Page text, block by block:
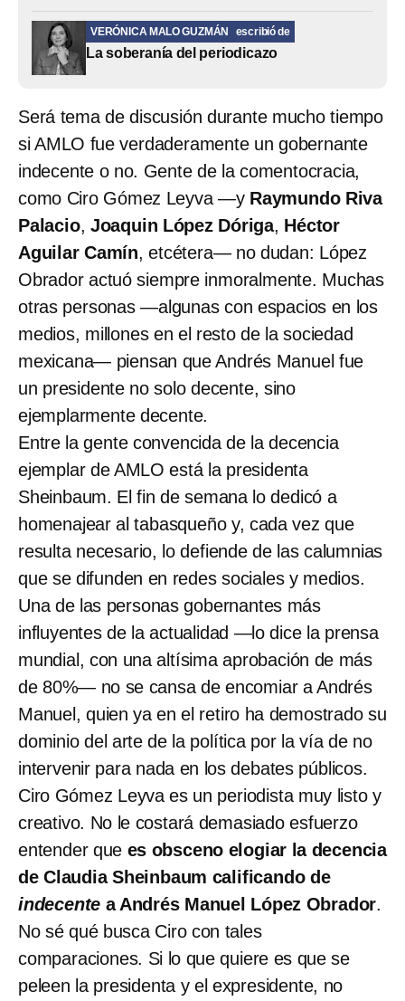
VERÓNICA MALO GUZMÁN escribió de
La soberanía del periodicazo
Será tema de discusión durante mucho tiempo
si AMLO fue verdaderamente un gobernante
indecente o no. Gente de la comentocracia,
como Ciro Gómez Leyva —y Raymundo Riva
Palacio, Joaquin López Dóriga, Héctor
Aguilar Camín, etcétera— no dudan: López
Obrador actuó siempre inmoralmente. Muchas
otras personas —algunas con espacios en los
medios, millones en el resto de la sociedad
mexicana— piensan que Andrés Manuel fue
un presidente no solo decente, sino
ejemplarmente decente.
Entre la gente convencida de la decencia
ejemplar de AMLO está la presidenta
Sheinbaum. El fin de semana lo dedicó a
homenajear al tabasqueño y, cada vez que
resulta necesario, lo defiende de las calumnias
que se difunden en redes sociales y medios.
Una de las personas gobernantes más
influyentes de la actualidad —lo dice la prensa
mundial, con una altísima aprobación de más
de 80%— no se cansa de encomiar a Andrés
Manuel, quien ya en el retiro ha demostrado su
dominio del arte de la política por la vía de no
intervenir para nada en los debates públicos.
Ciro Gómez Leyva es un periodista muy listo y
creativo. No le costará demasiado esfuerzo
entender que es obsceno elogiar la decencia
de Claudia Sheinbaum calificando de
indecente a Andrés Manuel López Obrador.
No sé qué busca Ciro con tales
comparaciones. Si lo que quiere es que se
peleen la presidenta y el expresidente, no